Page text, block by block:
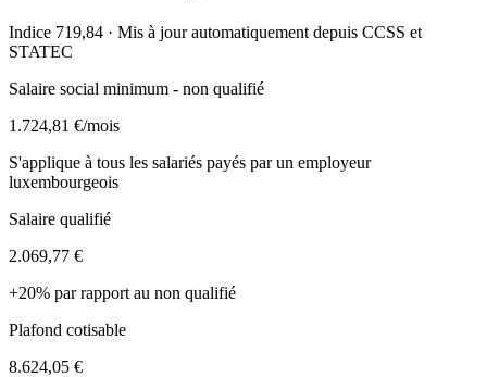
Indice 719,84 · Mis à jour automatiquement depuis CCSS et
STATEC
Salaire social minimum - non qualifié
1.724,81 €/mois
S'applique à tous les salariés payés par un employeur
luxembourgeois
Salaire qualifié
2.069,77 €
+20% par rapport au non qualifié
Plafond cotisable
8.624,05 €